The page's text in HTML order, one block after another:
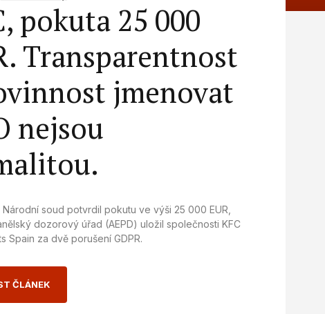
pokuta 25 000
Transparentnost
jmenovat
nejsou
Národní soud potvrdil pokutu ve výši 25 000 EUR,
dozorový úřad (AEPD) uložil společnosti KFC
Spain za dvě porušení GDPR.
ČLÁNEK